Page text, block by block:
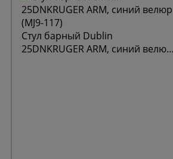
Стул барный Dublin
25DNKRUGER ARM, синий велюр